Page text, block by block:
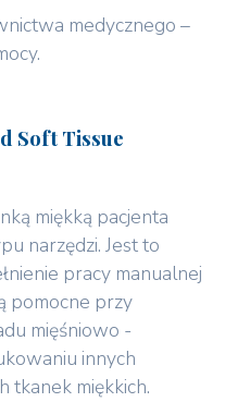
medycznego –
Soft Tissue
miękką pacjenta
narzędzi. Jest to
pracy manualnej
pomocne przy
mięśniowo -
innych
tkanek miękkich.